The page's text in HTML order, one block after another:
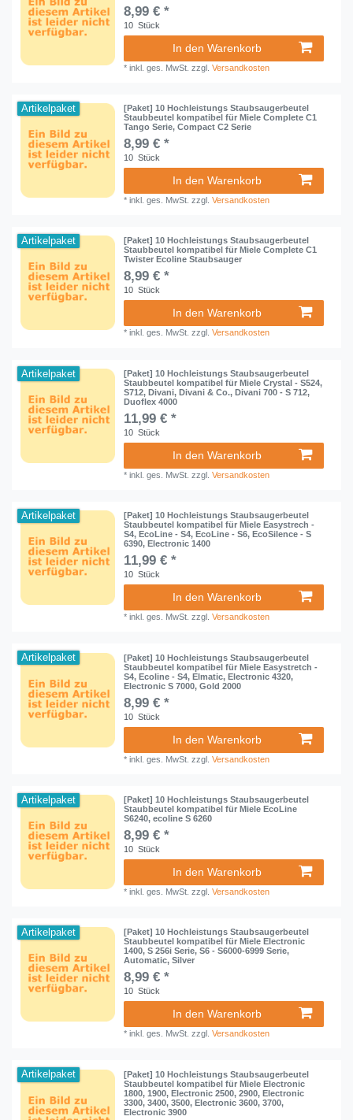
8,99 € *
10 Stück
In den Warenkorb
*inkl. ges. MwSt. zzgl.Versandkosten
Artikelpaket
[Paket] 10 Hochleistungs Staubsaugerbeutel
Staubbeutel kompatibel für Miele Complete C1
Tango Serie, Compact C2 Serie
8,99 € *
10 Stück
In den Warenkorb
*inkl. ges. MwSt. zzgl.Versandkosten
Artikelpaket
[Paket] 10 Hochleistungs Staubsaugerbeutel
Staubbeutel kompatibel für Miele Complete C1
Twister Ecoline Staubsauger
8,99 € *
10 Stück
In den Warenkorb
*inkl. ges. MwSt. zzgl.Versandkosten
Artikelpaket
[Paket] 10 Hochleistungs Staubsaugerbeutel
Staubbeutel kompatibel für Miele Crystal - S524,
S712, Divani, Divani & Co., Divani 700 - S 712,
Duoflex 4000
11,99 € *
10 Stück
In den Warenkorb
*inkl. ges. MwSt. zzgl.Versandkosten
Artikelpaket
[Paket] 10 Hochleistungs Staubsaugerbeutel
Staubbeutel kompatibel für Miele Easystrech -
S4, EcoLine - S4, EcoLine - S6, EcoSilence - S
6390, Electronic 1400
11,99 € *
10 Stück
In den Warenkorb
*inkl. ges. MwSt. zzgl.Versandkosten
Artikelpaket
[Paket] 10 Hochleistungs Staubsaugerbeutel
Staubbeutel kompatibel für Miele Easystretch -
S4, Ecoline - S4, Elmatic, Electronic 4320,
Electronic S 7000, Gold 2000
8,99 € *
10 Stück
In den Warenkorb
*inkl. ges. MwSt. zzgl.Versandkosten
Artikelpaket
[Paket] 10 Hochleistungs Staubsaugerbeutel
Staubbeutel kompatibel für Miele EcoLine
S6240, ecoline S 6260
8,99 € *
10 Stück
In den Warenkorb
*inkl. ges. MwSt. zzgl.Versandkosten
Artikelpaket
[Paket] 10 Hochleistungs Staubsaugerbeutel
Staubbeutel kompatibel für Miele Electronic
1400, S 256i Serie, S6 - S6000-6999 Serie,
Automatic, Silver
8,99 € *
10 Stück
In den Warenkorb
*inkl. ges. MwSt. zzgl.Versandkosten
Artikelpaket
[Paket] 10 Hochleistungs Staubsaugerbeutel
Staubbeutel kompatibel für Miele Electronic
1800, 1900, Electronic 2500, 2900, Electronic
3300, 3400, 3500, Electronic 3600, 3700,
Electronic 3900